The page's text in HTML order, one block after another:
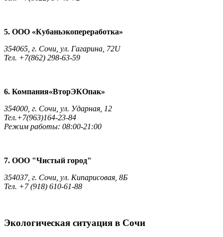
5. ООО «Кубаньэкопереработка»
354065, г. Сочи, ул. Гагарина, 72U
Тел. +7(862) 298-63-59
6. Компания«ВторЭКОпак»
354000, г. Сочи, ул. Ударная, 12
Тел.+7(963)164-23-84
Режим работы: 08:00-21:00
7. ООО "Чистый город"
354037, г. Сочи, ул. Кипарисовая, 8Б
Тел. +7 (918) 610-61-88
Экологическая ситуация в Сочи